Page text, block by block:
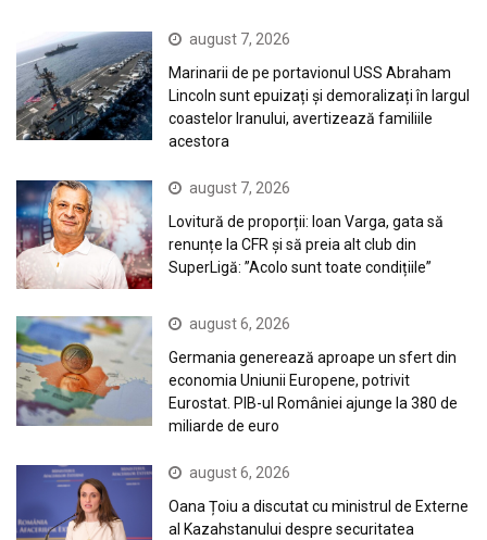
august 7, 2026
Marinarii de pe portavionul USS Abraham
Lincoln sunt epuizați și demoralizați în largul
coastelor Iranului, avertizează familiile
acestora
august 7, 2026
Lovitură de proporții: Ioan Varga, gata să
renunțe la CFR și să preia alt club din
SuperLigă: ”Acolo sunt toate condițiile”
august 6, 2026
Germania generează aproape un sfert din
economia Uniunii Europene, potrivit
Eurostat. PIB-ul României ajunge la 380 de
miliarde de euro
august 6, 2026
Oana Țoiu a discutat cu ministrul de Externe
al Kazahstanului despre securitatea